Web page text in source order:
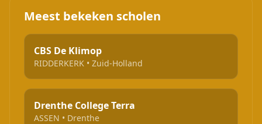
Meest bekeken scholen
CBS De Klimop
RIDDERKERK • Zuid-Holland
Drenthe College Terra
ASSEN • Drenthe